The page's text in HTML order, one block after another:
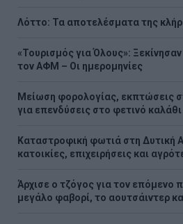
Λόττο: Τα αποτελέσματα της
«Τουρισμός για Όλους»:
τον ΑΦΜ – Οι ημερομηνίες
Μείωση φορολογίας, εκπτώσεις
για επενδύσεις στο φετινό
Καταστροφική φωτιά στη Δυτική
κατοικίες, επιχειρήσεις και
Άρχισε ο τζόγος για τον
μεγάλο φαβορί, το αουτσάιντερ